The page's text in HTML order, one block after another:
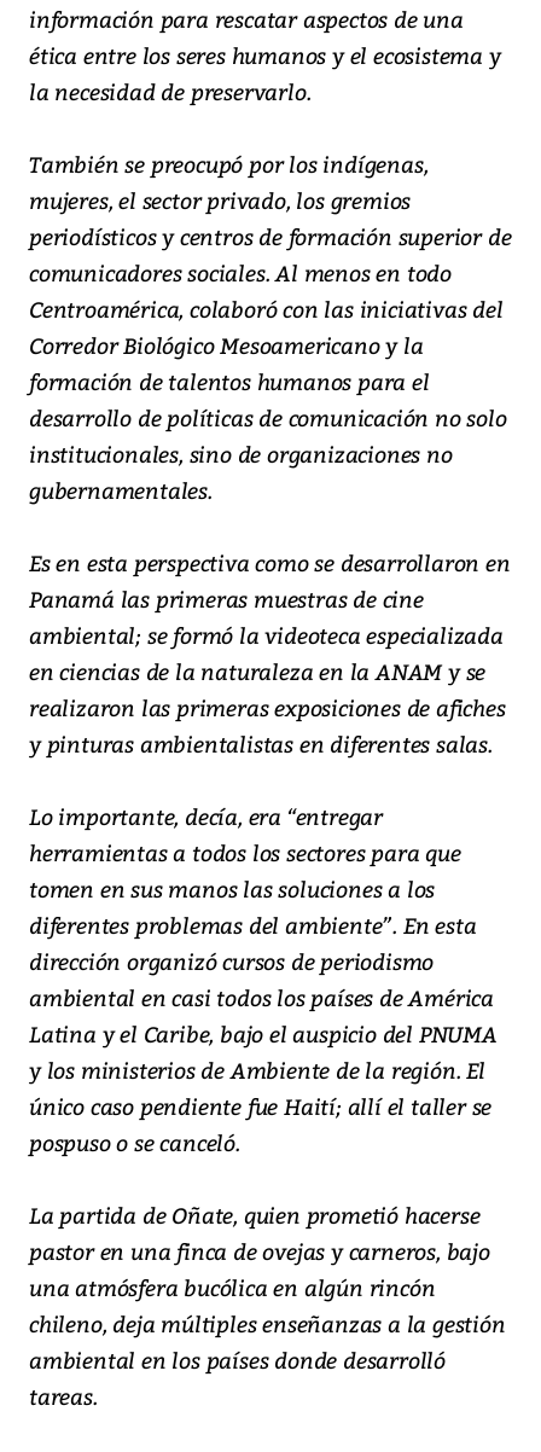
información para rescatar aspectos de una
ética entre los seres humanos y el ecosistema y
la necesidad de preservarlo.
También se preocupó por los indígenas,
mujeres, el sector privado, los gremios
periodísticos y centros de formación superior de
comunicadores sociales. Al menos en todo
Centroamérica, colaboró con las iniciativas del
Corredor Biológico Mesoamericano y la
formación de talentos humanos para el
desarrollo de políticas de comunicación no solo
institucionales, sino de organizaciones no
gubernamentales.
Es en esta perspectiva como se desarrollaron en
Panamá las primeras muestras de cine
ambiental; se formó la videoteca especializada
en ciencias de la naturaleza en la ANAM y se
realizaron las primeras exposiciones de afiches
y pinturas ambientalistas en diferentes salas.
Lo importante, decía, era “entregar
herramientas a todos los sectores para que
tomen en sus manos las soluciones a los
diferentes problemas del ambiente”. En esta
dirección organizó cursos de periodismo
ambiental en casi todos los países de América
Latina y el Caribe, bajo el auspicio del PNUMA
y los ministerios de Ambiente de la región. El
único caso pendiente fue Haití; allí el taller se
pospuso o se canceló.
La partida de Oñate, quien prometió hacerse
pastor en una finca de ovejas y carneros, bajo
una atmósfera bucólica en algún rincón
chileno, deja múltiples enseñanzas a la gestión
ambiental en los países donde desarrolló
tareas.